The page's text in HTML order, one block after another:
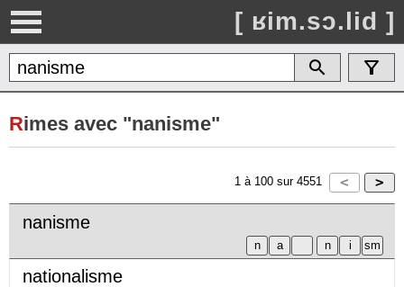
[ ʁim.sɔ.lid ]
Rimes avec "nanisme"
1 à 100 sur 4551
nanisme
nationalisme